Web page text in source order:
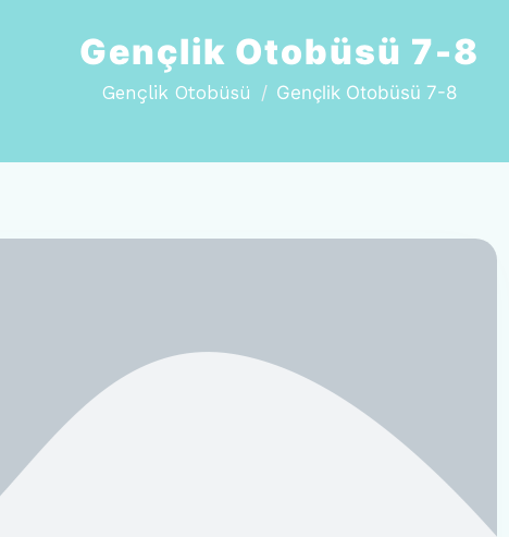
Gençlik Otobüsü 7-8
Gençlik Otobüsü Gençlik Otobüsü 7-8